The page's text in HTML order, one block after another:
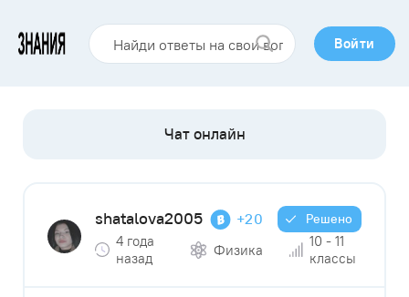
Войти
shatalova2005 +20 Решено
4 года
назад
Физика
10 - 11
классы